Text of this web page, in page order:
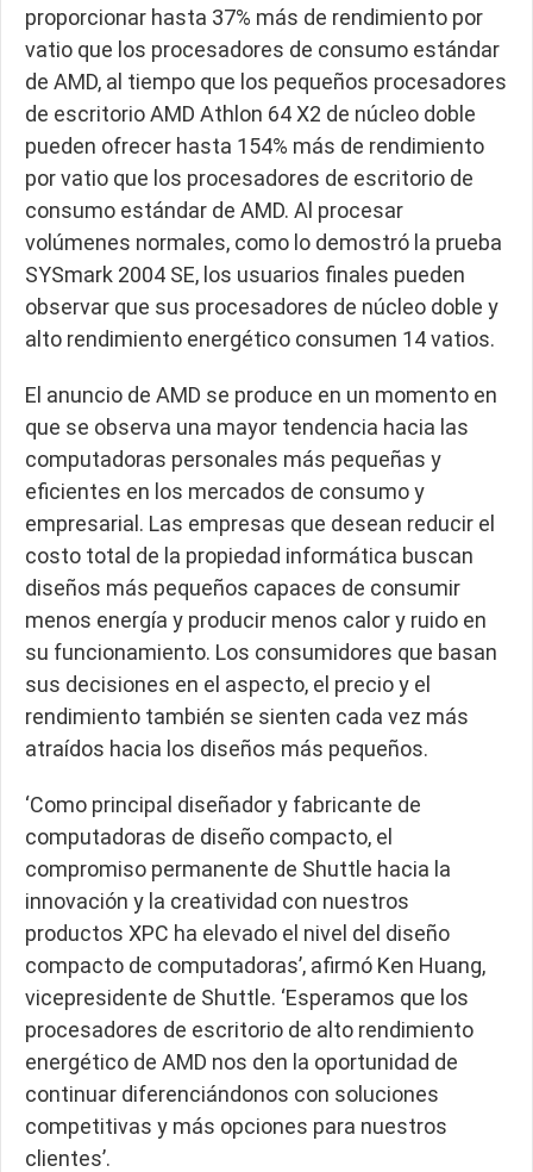
proporcionar hasta 37% más de rendimiento por
vatio que los procesadores de consumo estándar
de AMD, al tiempo que los pequeños procesadores
de escritorio AMD Athlon 64 X2 de núcleo doble
pueden ofrecer hasta 154% más de rendimiento
por vatio que los procesadores de escritorio de
consumo estándar de AMD. Al procesar
volúmenes normales, como lo demostró la prueba
SYSmark 2004 SE, los usuarios finales pueden
observar que sus procesadores de núcleo doble y
alto rendimiento energético consumen 14 vatios.
El anuncio de AMD se produce en un momento en
que se observa una mayor tendencia hacia las
computadoras personales más pequeñas y
eficientes en los mercados de consumo y
empresarial. Las empresas que desean reducir el
costo total de la propiedad informática buscan
diseños más pequeños capaces de consumir
menos energía y producir menos calor y ruido en
su funcionamiento. Los consumidores que basan
sus decisiones en el aspecto, el precio y el
rendimiento también se sienten cada vez más
atraídos hacia los diseños más pequeños.
‘Como principal diseñador y fabricante de
computadoras de diseño compacto, el
compromiso permanente de Shuttle hacia la
innovación y la creatividad con nuestros
productos XPC ha elevado el nivel del diseño
compacto de computadoras’, afirmó Ken Huang,
vicepresidente de Shuttle. ‘Esperamos que los
procesadores de escritorio de alto rendimiento
energético de AMD nos den la oportunidad de
continuar diferenciándonos con soluciones
competitivas y más opciones para nuestros
clientes’.